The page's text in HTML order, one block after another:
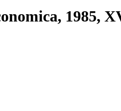
1985,